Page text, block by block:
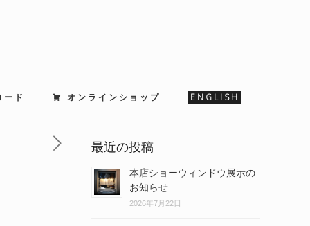
ド オンラインショップ ENGLISH
最近の投稿
本店ショーウィンドウ展示の
お知らせ
2026年7月22日